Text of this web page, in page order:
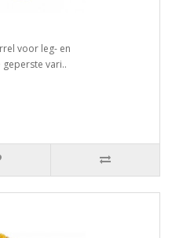
voor leg- en
vari..